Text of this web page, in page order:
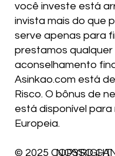
você investe está
invista mais do que
serve apenas para
prestamos
aconselhamento
Asinkao.com está
Risco. O bônus de
está disponível
Europeia.
© 2025 COPYRIGHT
NOSSO